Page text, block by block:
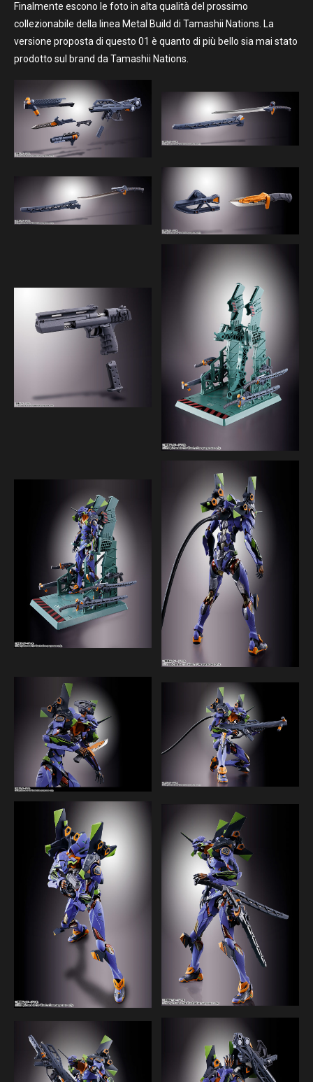
Finalmente escono le foto in alta qualità del prossimo
collezionabile della linea Metal Build di Tamashii Nations. La
versione proposta di questo 01 è quanto di più bello sia mai stato
prodotto sul brand da Tamashii Nations.